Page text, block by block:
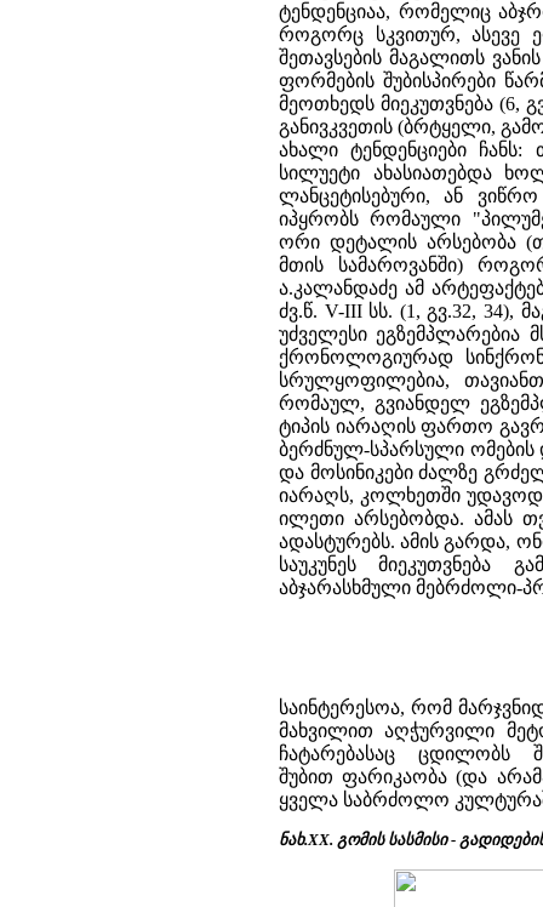
ტენდენციაა, რომელიც
როგორც სკვითურ, ასევე
შეთავსების მაგალითს
ფორმების შუბისპირები
მეოთხედს მიეკუთვნება (6,
განივკვეთის (ბრტყელი,
ახალი ტენდენციები
სილუეტი ახასიათებდა
ლანცეტისებური, ან
იპყრობს რომაული
ორი დეტალის არსებობა
მთის სამაროვანში)
ა.კალანდაძე ამ
ძვ.წ. V-III სს. (1, გვ.32, 34),
უძველესი ეგზემპლარებია
ქრონოლოგიურად
სრულყოფილებია,
რომაულ, გვიანდელ
ტიპის იარაღის ფართო
ბერძნულ-სპარსული ომების
და მოსინიკები ძალზე
იარაღს, კოლხეთში უდავოდ
ილეთი არსებობდა. ამას
ადასტურებს. ამის გარდა,
საუკუნეს მიეკუთვნება
აბჯარასხმული მებრძოლი-
საინტერესოა, რომ
მახვილით აღჭურვილი
ჩატარებასაც ცდილობს
შუბით ფარიკაობა (და
ყველა საბრძოლო
ნახ.ХХ. გომის სასმისი -